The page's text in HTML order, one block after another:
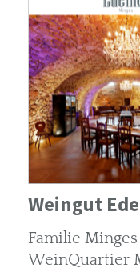
Weingut
Familie
WeinQuartier